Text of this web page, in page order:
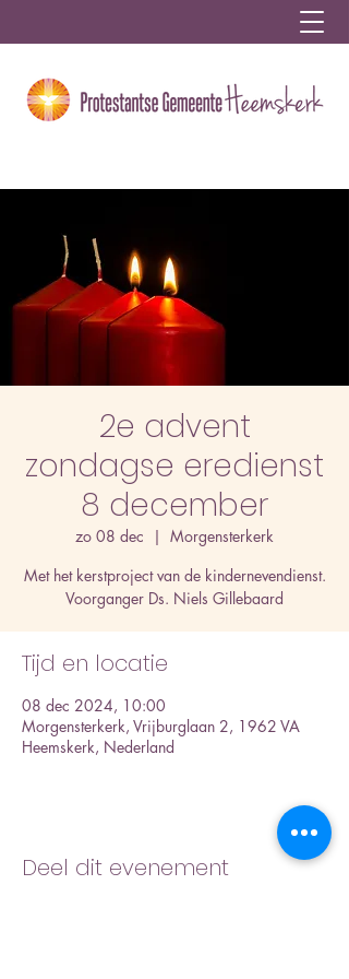
2e advent
zondagse eredienst
8 december
zo 08 dec
  |
Morgensterkerk
Met het kerstproject van de kindernevendienst.
Voorganger Ds. Niels Gillebaard
Tijd en locatie
08 dec 2024, 10:00
Morgensterkerk, Vrijburglaan 2, 1962 VA
Heemskerk, Nederland
Deel dit evenement